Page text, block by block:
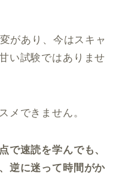
があり、今はスキャ
い試験ではありませ
メできません。
で速読を学んでも、
逆に迷って時間がか